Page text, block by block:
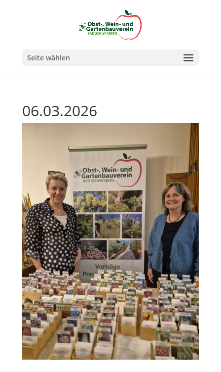
Seite wählen
06.03.2026